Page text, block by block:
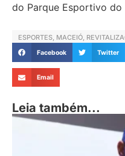
do Parque Esportivo do
ESPORTES, MACEIÓ,
Facebook Twitter
Email
Leia também...